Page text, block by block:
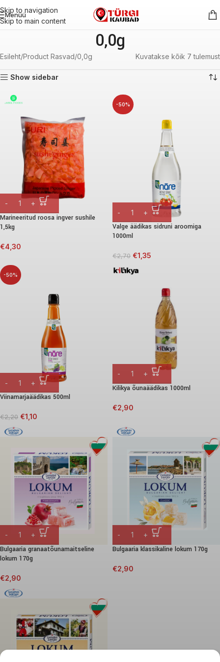
Skip to navigation
Skip to main content
Menüü
0,0g
Esileht Product Rasvad 0,0g Kuvatakse kõik 7 tulemust
Show sidebar
Marineeritud roosa ingver sushile
1,5kg
€4,30
-50%
Valge äädikas sidruni aroomiga
1000ml
€2,70 €1,35
-50%
Viinamarjaäädikas 500ml
€2,20 €1,10
Kilikya õunaäädikas 1000ml
€2,90
Bulgaaria granaatõunamaitseline
lokum 170g
€2,90
Bulgaaria klassikaline lokum 170g
€2,90